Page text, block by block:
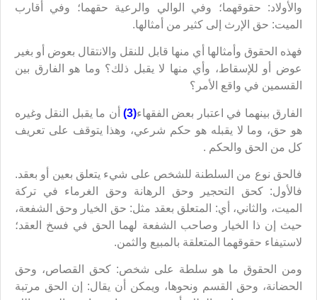
والأولاد: حقوقهما؛ وفي الوالي والرعية حقهما؛ وفي أقارب
الميت: حق الإرث إلى كثير من أمثالها.
فهذه الحقوق وأمثالها أي منها قابل للنقل والانتقال بعوض أو بغير
عوض أو للإسقاط، وأي منها لا يقبل ذلك؟ وما هو الفارق بين
القسمين في واقع الأمر؟
الفارق بينهما في اعتبار بعض الفقهاء(3)
أن ما يقبل النقل وغيره
هو حق، وما لا يقبله هو حكم شرعي، وهذا يتوقف على تعريف
كل من الحق والحكم .
فالحق نوع من السلطنة للشخص على شيء يتعلق بعين أو بعقد.
فالأول: كحق التحجير وحق الرهانة وحق الغرماء في تركة
الميت، والثاني، أي: المتعلق بعقد مثل: حق الخيار وحق الشفعة،
حيث إن ذا الخيار وصاحب الشفعة لهما الحق في فسخ العقد؛
لاستيفاء حقوقهما المتعلقة بالمبيع والثمن.
ومن الحقوق ما هو سلطة على شخص: كحق القصاص، وحق
الحضانة، وحق القسم ونحوها، ويمكن أن يقال: إن الحق مرتبة